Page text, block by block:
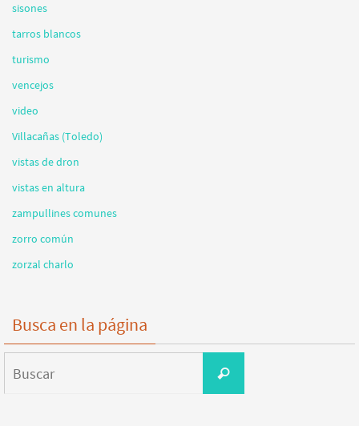
sisones
tarros blancos
turismo
vencejos
video
Villacañas (Toledo)
vistas de dron
vistas en altura
zampullines comunes
zorro común
zorzal charlo
Busca en la página
Buscar